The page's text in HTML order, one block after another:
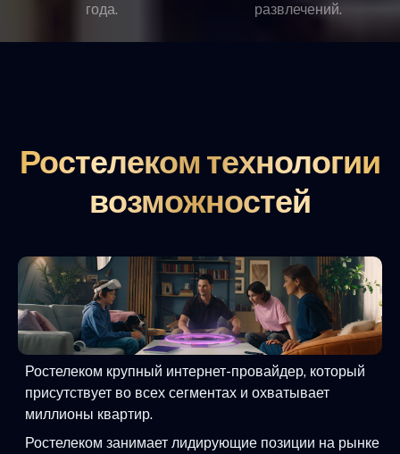
года.
развлечений.
Ростелеком технологии
возможностей
Ростелеком крупный интернет-провайдер, который
присутствует во всех сегментах и охватывает
миллионы квартир.
Ростелеком занимает лидирующие позиции на рынке